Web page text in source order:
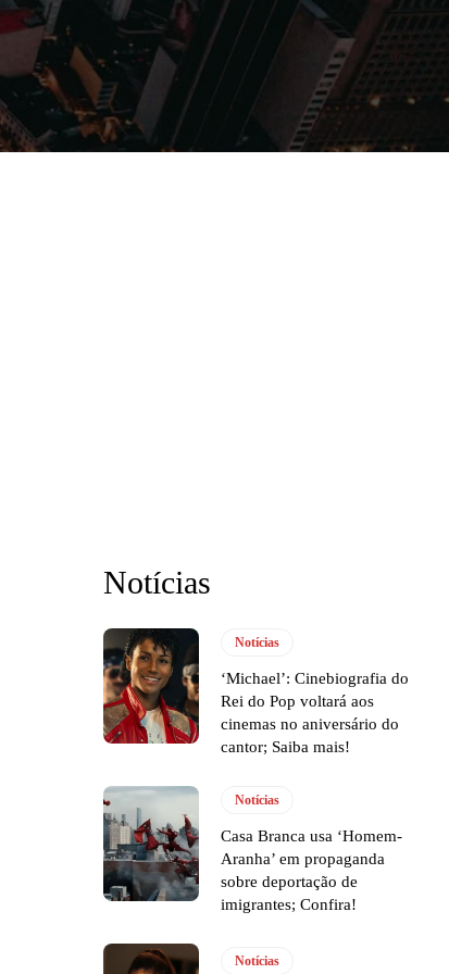
Séries Música Gênero
Notícias
Notícias
‘Michael’: Cinebiografia do
Rei do Pop voltará aos
cinemas no aniversário do
cantor; Saiba mais!
Notícias
Casa Branca usa ‘Homem-
Aranha’ em propaganda
sobre deportação de
imigrantes; Confira!
Notícias